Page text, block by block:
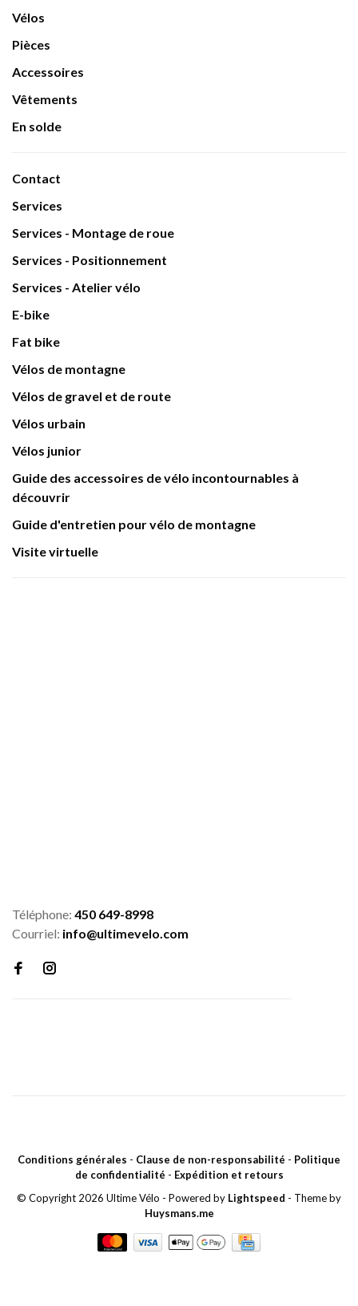
Vélos
Pièces
Accessoires
Vêtements
En solde
Contact
Services
Services - Montage de roue
Services - Positionnement
Services - Atelier vélo
E-bike
Fat bike
Vélos de montagne
Vélos de gravel et de route
Vélos urbain
Vélos junior
Guide des accessoires de vélo incontournables à
découvrir
Guide d'entretien pour vélo de montagne
Visite virtuelle
Téléphone: 450 649-8998
Courriel: info@ultimevelo.com
Conditions générales - Clause de non-responsabilité - Politique
de confidentialité - Expédition et retours
© Copyright 2026 Ultime Vélo - Powered by Lightspeed - Theme by
Huysmans.me